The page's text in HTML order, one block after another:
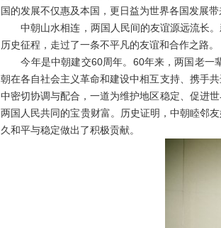
国的发展不仅惠及本国，更日益为世界各国发展
中朝山水相连，两国人民间的友谊源远流长。
历史征程，走过了一条不平凡的友谊和合作之路。
今年是中朝建交60周年。60年来，两国老一辈
朝在各自社会主义革命和建设中相互支持、携手
中密切协调与配合，一道为维护地区稳定、促进
两国人民共同的宝贵财富。历史证明，中朝睦邻
久和平与稳定做出了积极贡献。